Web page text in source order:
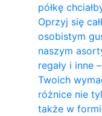
półkę
Oprzyj się
osobistym
naszym
regały i inne
Twoich
różnice nie
także w